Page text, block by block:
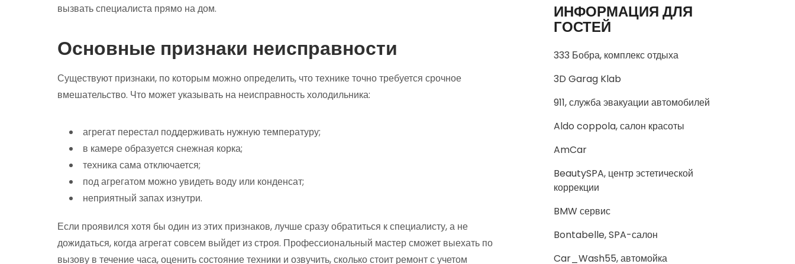
вызвать специалиста прямо на дом.
Основные признаки неисправности
Существуют признаки, по которым можно определить, что технике точно требуется срочное
вмешательство. Что может указывать на неисправность холодильника:
агрегат перестал поддерживать нужную температуру;
в камере образуется снежная корка;
техника сама отключается;
под агрегатом можно увидеть воду или конденсат;
неприятный запах изнутри.
Если проявился хотя бы один из этих признаков, лучше сразу обратиться к специалисту, а не
дожидаться, когда агрегат совсем выйдет из строя. Профессиональный мастер сможет выехать по
вызову в течение часа, оценить состояние техники и озвучить, сколько стоит ремонт с учетом
ИНФОРМАЦИЯ ДЛЯ
ГОСТЕЙ
333 Бобра, комплекс отдыха
3D Garag Klab
911, служба эвакуации автомобилей
Aldo coppola, салон красоты
AmCar
BeautySPA, центр эстетической
коррекции
BMW сервис
Bontabelle, SPA-салон
Car_Wash55, автомойка